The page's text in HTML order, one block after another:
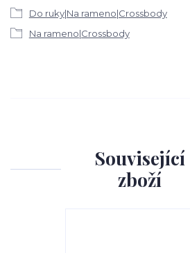
Do ruky|Na rameno|Crossbody
Na rameno|Crossbody
Související
zboží